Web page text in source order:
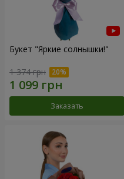
Букет "Яркие солнышки!"
1 374 грн
Заказать